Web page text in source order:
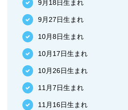
9月18日生まれ
9月27日生まれ
10月8日生まれ
10月17日生まれ
10月26日生まれ
11月7日生まれ
11月16日生まれ